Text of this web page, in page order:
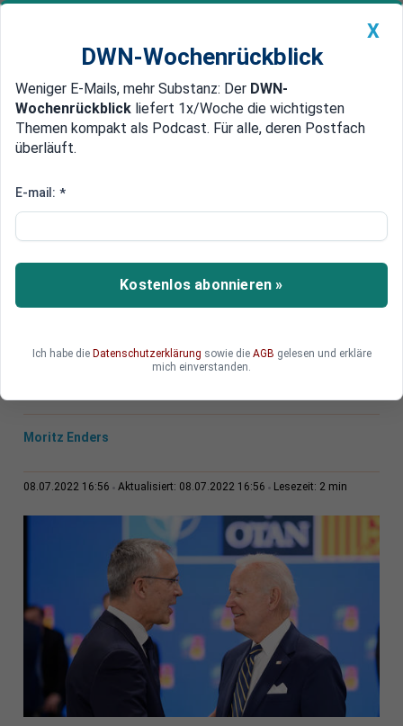
Newsticker MEIN DWN: Geldanlage Premium
Edelmetalle DWN-Magazin China
Ukraine-Krieg: USA und Nato
öffentlich bekannt ist
Ein Bericht der New York Times enthüllt das
Ausmaß der Unterstützung, welche die Nato der
gewährte.
Moritz Enders
08.07.2022 16:56 Aktualisiert: 08.07.2022 16:56 Lesezeit: 2 min
X
DWN-Wochenrückblick
Weniger E-Mails, mehr Substanz: Der DWN-
Wochenrückblick liefert 1x/Woche die wichtigsten
Themen kompakt als Podcast. Für alle, deren Postfach
überläuft.
E-mail: *
Kostenlos abonnieren »
Ich habe die Datenschutzerklärung sowie die AGB gelesen und erkläre
mich einverstanden.